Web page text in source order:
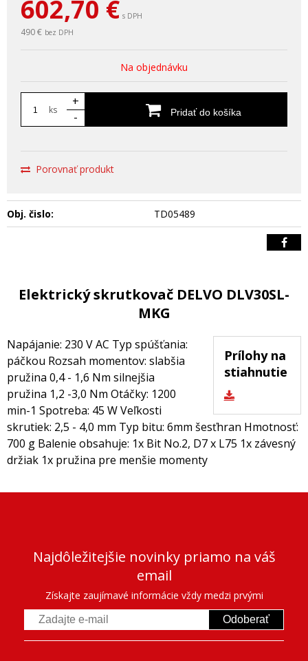
602,70 € s DPH
490 € bez DPH
Na objednávku
ks
+
-
Pridať do košíka
Porovnať produkt
Obj. čislo: TD05489
Elektrický skrutkovač DELVO DLV30SL-
MKG
Prílohy na
stiahnutie
Napájanie: 230 V AC Typ spúšťania:
páčkou Rozsah momentov: slabšia
pružina 0,4 - 1,6 Nm silnejšia
pružina 1,2 -3,0 Nm Otáčky: 1200
min-1 Spotreba: 45 W Veľkosti
skrutiek: 2,5 - 4,0 mm Typ bitu: 6mm šesťhran Hmotnosť:
700 g Balenie obsahuje: 1x Bit No.2, D7 x L75 1x závesný
držiak 1x pružina pre menšie momenty
Najdôležitejšie novinky priamo na váš
email
Získajte zaujímavé informácie vždy medzi prvými
Odoberať